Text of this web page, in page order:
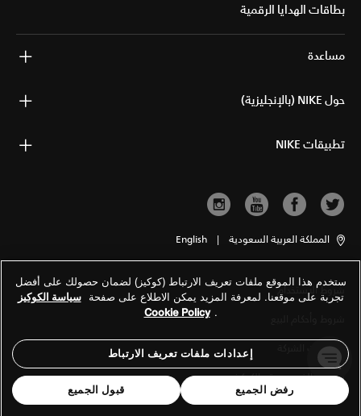
بطاقات الهدايا الرقمية
مساعدة
حول NIKE (بالإنجليزية)
تطبيقات NIKE
المملكة العربية السعودية |
English
شروط الاستخدام
معلومات الشركة
سياسة الخصوصية والكوكيز
ستخدم هذا الموقع ملفات تعريف الارتباط (كوكيز) لضمان حصولك على أفضل
تجربة على موقعنا. لمعرفة المزيد يمكن الاطلاع على صفحة سياسة الكوكيز
.
Cookie Policy
إعدادات ملفات تعريف الارتباط
رفض الجميع قبول الجميع